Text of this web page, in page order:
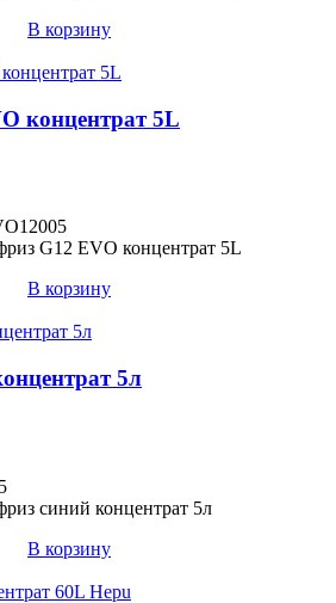
В корзину
концентрат 5L
G12 EVO концентрат 5L
В корзину
5л
синий концентрат 5л
В корзину